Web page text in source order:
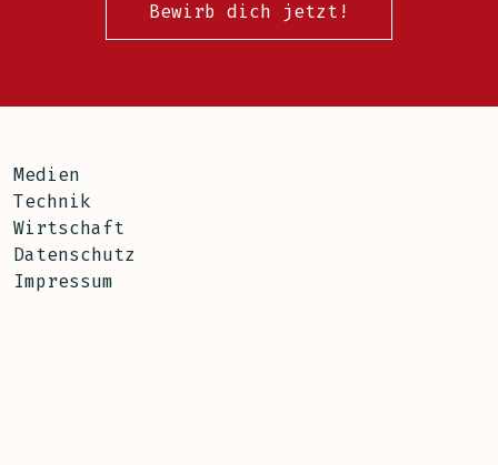
Bewirb dich jetzt!
Medien
Technik
Wirtschaft
Datenschutz
Impressum